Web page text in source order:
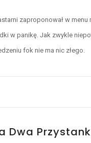
zaproponował w menu
w panikę. Jak zwykle
fok nie ma nic złego.
Dwa